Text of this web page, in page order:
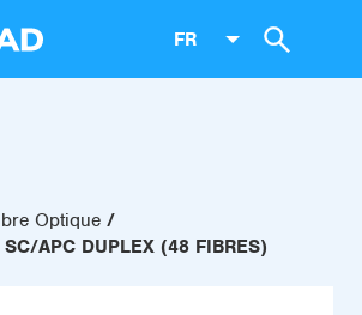
FR
Optique
APC DUPLEX (48 FIBRES)